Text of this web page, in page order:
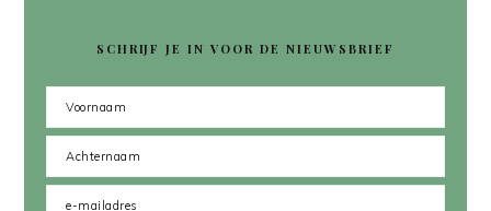
SCHRIJF JE IN VOOR DE NIEUWSBRIEF